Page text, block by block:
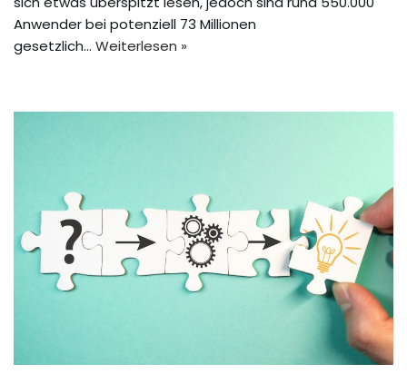
Anwender bei potenziell 73 Millionen
gesetzlich… Weiterlesen »